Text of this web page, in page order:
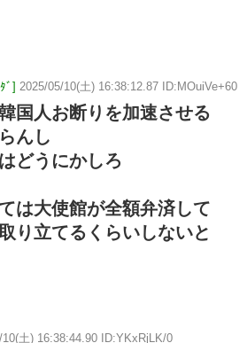
ﾞ] 2025/05/10(土) 16:38:12.87 ID:MOuiVe+60
国人お断りを加速させる
んし
どうにかしろ
は大使館が全額弁済して
り立てるくらいしないと
10(土) 16:38:44.90 ID:YKxRjLK/0